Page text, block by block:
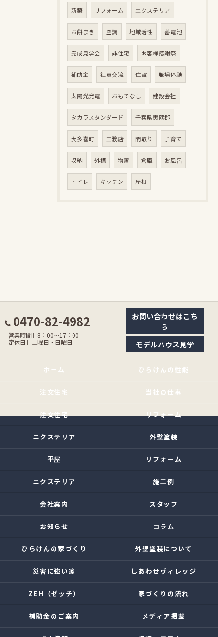
新築 リフォーム エクステリア
お餅まき 空調 地域活性 蓄電池
完成見学会 非住宅 お客様感謝祭
補助金 社員交流 住設 職場体験
太陽光発電 おもてなし 建設会社
タカラスタンダード 千葉県夷隅郡
大多喜町 工務店 間取り 子育て
収納 外構 物置 倉庫 お風呂
トイレ キッチン 屋根
0470-82-4982
［営業時間］8：00〜17：00
［定休日］土曜日・日曜日
お問い合わせはこち
ら
モデルハウス見学
ホーム ひらけんの性能
注文住宅 当社の仕事
注文住宅 リフォーム
エクステリア 外壁塗装
平屋 リフォーム
エクステリア 施工例
会社案内 スタッフ
お知らせ コラム
ひらけんの家づくり 外壁塗装について
災害に強い家 しあわせヴィレッジ
ZEH（ゼッチ） 家づくりの流れ
補助金のご案内 メディア掲載